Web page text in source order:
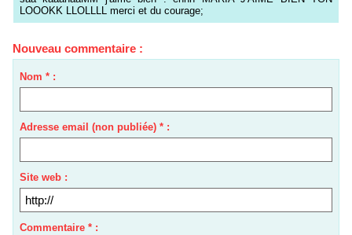
LOOOKK LLOLLLL merci et du courage;
Nouveau commentaire :
Nom * :
Adresse email (non publiée) * :
Site web :
Commentaire * :